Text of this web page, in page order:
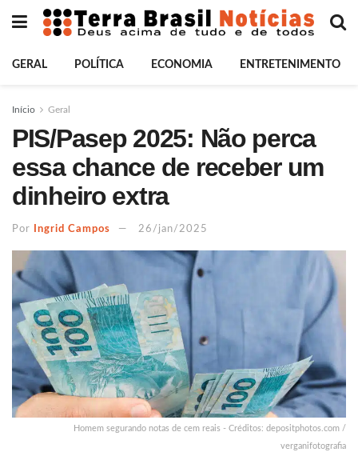
GERAL POLÍTICA ECONOMIA ENTRETENIMENTO
Início Geral
PIS/Pasep 2025: Não perca
essa chance de receber um
dinheiro extra
Por Ingrid Campos 26/jan/2025
Homem segurando notas de cem reais - Créditos: depositphotos.com /
verganifotografia